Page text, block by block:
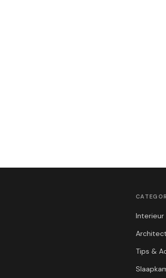
Interieur
Tips &